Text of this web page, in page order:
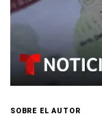
SOBRE EL AUTOR